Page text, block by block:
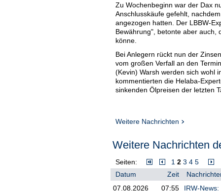
Zu Wochenbeginn war der Dax
Anschlusskäufe gefehlt,
angezogen hatten. Der LBBW-
Bewährung", betonte aber auch,
könne.
Bei Anlegern rückt nun der
vom großen Verfall an den
(Kevin) Warsh werden sich wohl
kommentierten die Helaba-
sinkenden Ölpreisen der letzten
Weitere Nachrichten
Weitere Nachrichten
Seiten: 1 2 3 4 5
Datum
Zeit
07.08.2026
07:55
IRW-